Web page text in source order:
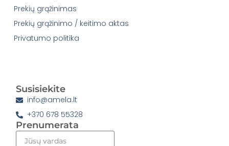
Prekių grąžinimas
Prekių grąžinimo / keitimo aktas
Privatumo politika
Susisiekite
info@amela.lt
+370 678 55328
Prenumerata